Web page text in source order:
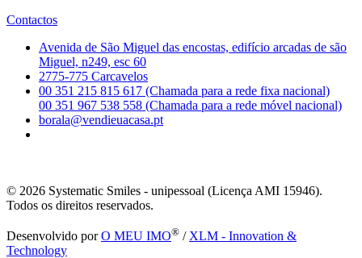
Contactos
Avenida de São Miguel das encostas, edifício arcadas de são
Miguel, n249, esc 60
2775-775 Carcavelos
00 351 215 815 617 (Chamada para a rede fixa nacional)
00 351 967 538 558 (Chamada para a rede móvel nacional)
borala@vendieuacasa.pt
© 2026 Systematic Smiles - unipessoal (Licença AMI 15946).
Todos os direitos reservados.
Desenvolvido porO MEU IMO® / XLM - Innovation &
Technology